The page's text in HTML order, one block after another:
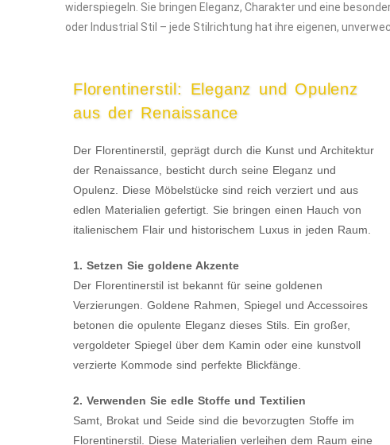
widerspiegeln. Sie bringen Eleganz, Charakter und eine
oder Industrial Stil – jede Stilrichtung hat ihre eigenen,
Florentinerstil: Eleganz und Opulenz
aus der Renaissance
Der Florentinerstil, geprägt durch die Kunst und Architektur
der Renaissance, besticht durch seine Eleganz und
Opulenz. Diese Möbelstücke sind reich verziert und aus
edlen Materialien gefertigt. Sie bringen einen Hauch von
italienischem Flair und historischem Luxus in jeden Raum.
1. Setzen Sie goldene Akzente
Der Florentinerstil ist bekannt für seine goldenen
Verzierungen. Goldene Rahmen, Spiegel und Accessoires
betonen die opulente Eleganz dieses Stils. Ein großer,
vergoldeter Spiegel über dem Kamin oder eine kunstvoll
verzierte Kommode sind perfekte Blickfänge.
2. Verwenden Sie edle Stoffe und Textilien
Samt, Brokat und Seide sind die bevorzugten Stoffe im
Florentinerstil. Diese Materialien verleihen dem Raum eine